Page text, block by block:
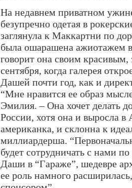
На недавнем приватном
безупречно одетая в
заглянула к Маккартни по
была ошарашена ажиотажем
говорит она своим
сентября, когда галерея
Дашей почти год, как и
“Мне нравится ее образ
Эмилия. – Она хочет делать
России, хотя она и выросла
американка, и склонна к
миллиардерша.
будет сотрудничать с нами
Даши в “Гараже”, шедевре
ее роль намного